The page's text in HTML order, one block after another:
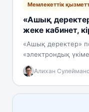
Мемлекеттік
«Ашық
жеке кабинет,
«Ашық деректер»
«электрондық
табылатын Ашық
онлайн сервис.
жасайтын…
Алихан